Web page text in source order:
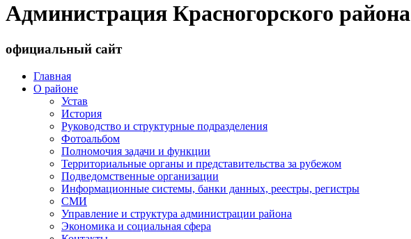
Администрация Красногорского района
официальный сайт
Главная
О районе
Устав
История
Руководство и структурные подразделения
Фотоальбом
Полномочия задачи и функции
Территориальные органы и представительства за рубежом
Подведомственные организации
Информационные системы, банки данных, реестры, регистры
СМИ
Управление и структура администрации района
Экономика и социальная сфера